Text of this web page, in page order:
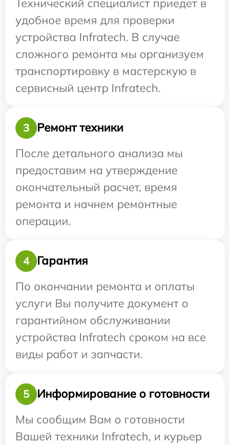
удобное время для проверки
устройства Infratech. В случае
сложного ремонта мы организуем
транспортировку в мастерскую в
сервисный центр Infratech.
3
Ремонт техники
После детального анализа мы
предоставим на утверждение
окончательный расчет, время
ремонта и начнем ремонтные
операции.
4
Гарантия
По окончании ремонта и оплаты
услуги Вы получите документ о
гарантийном обслуживании
устройства Infratech сроком на все
виды работ и запчасти.
5
Информирование о готовности
Мы сообщим Вам о готовности
Вашей техники Infratech, и курьер